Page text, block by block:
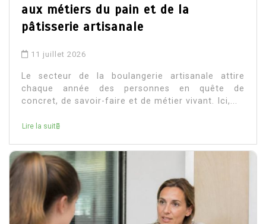
aux métiers du pain et de la
pâtisserie artisanale
11 juillet 2026
Le secteur de la boulangerie artisanale attire
chaque année des personnes en quête de
concret, de savoir-faire et de métier vivant. Ici,...
Lire la suite